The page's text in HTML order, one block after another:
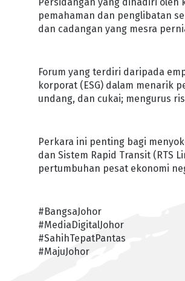
pemahaman dan penglibatan
dan cadangan yang mesra
Forum yang terdiri daripada
korporat (ESG) dalam menarik
undang, dan cukai; mengurus
Perkara ini penting bagi
dan Sistem Rapid Transit (RTS
pertumbuhan pesat ekonomi
#BangsaJohor
#MediaDigitalJohor
#SahihTepatPantas
#MajuJohor